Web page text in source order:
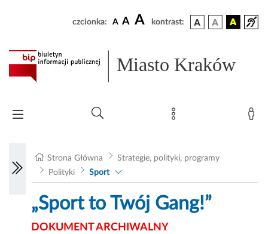
czcionka: A A A kontrast:
Miasto Kraków
Strona Główna
Strategie, polityki, programy
Polityki
Sport
„Sport to Twój Gang!”
DOKUMENT ARCHIWALNY